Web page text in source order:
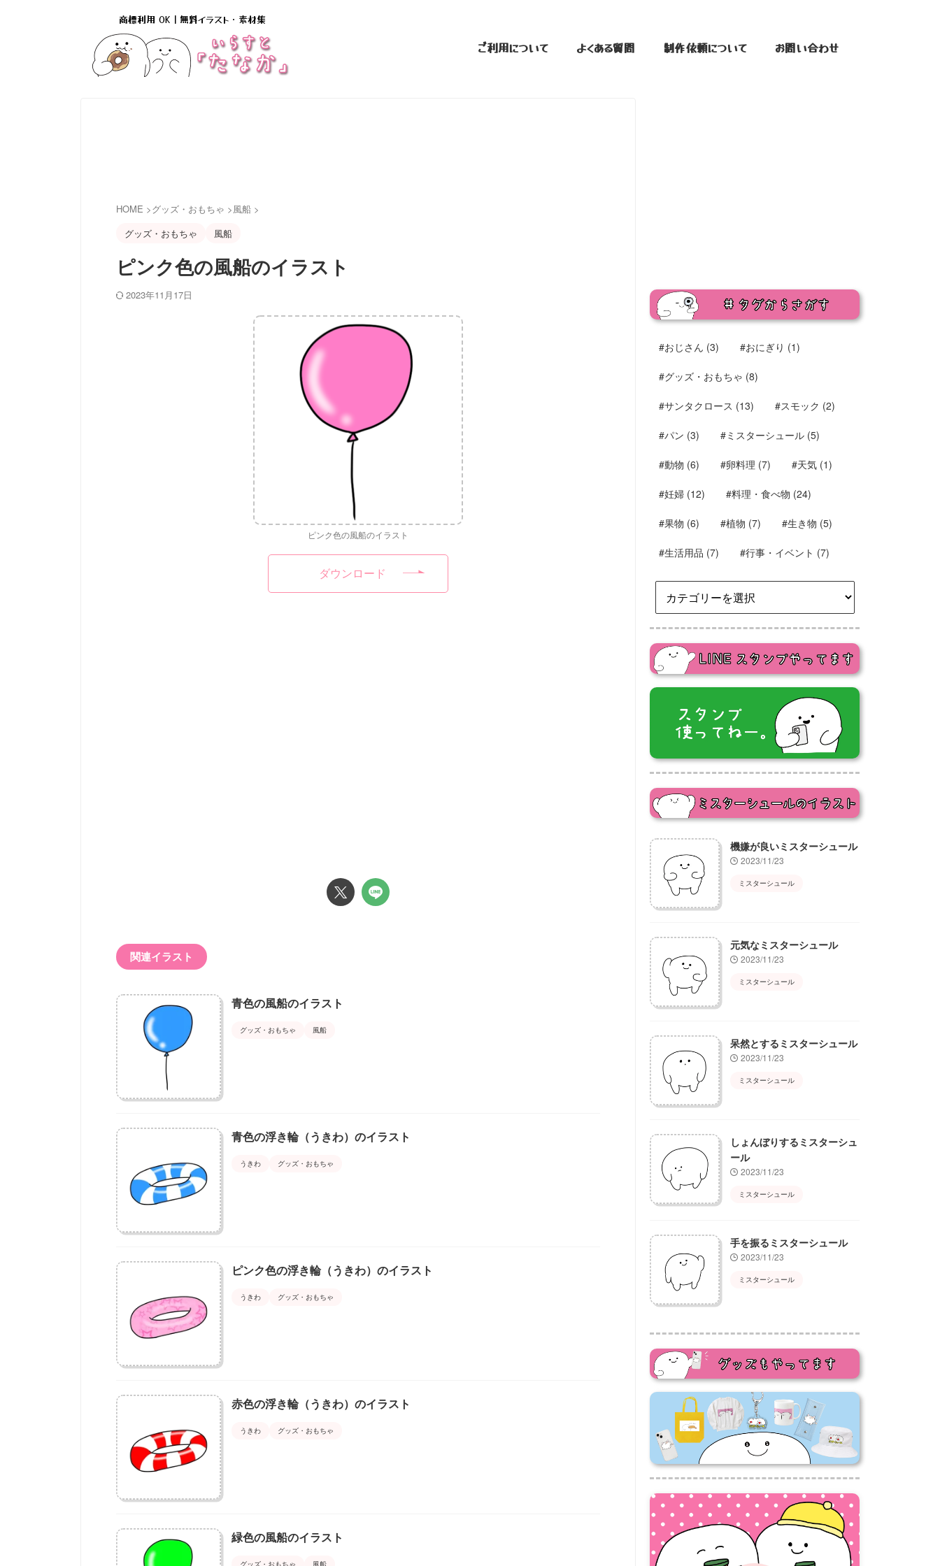
商標利用 OK｜無料イラスト・素材集
ご利用について よくある質問 制作依頼について お問い合わせ
HOME >グッズ・おもちゃ >風船 >
グッズ・おもちゃ
風船
ピンク色の風船のイラスト
2023年11月17日
ピンク色の風船のイラスト
ダウンロード
関連イラスト
青色の風船のイラスト
グッズ・おもちゃ 風船
青色の浮き輪（うきわ）のイラスト
うきわ グッズ・おもちゃ
ピンク色の浮き輪（うきわ）のイラスト
うきわ グッズ・おもちゃ
赤色の浮き輪（うきわ）のイラスト
うきわ グッズ・おもちゃ
緑色の風船のイラスト
グッズ・おもちゃ 風船
#おじさん (3) #おにぎり (1)
#グッズ・おもちゃ (8)
#サンタクロース (13) #スモック (2)
#パン (3) #ミスターシュール (5)
#動物 (6) #卵料理 (7) #天気 (1)
#妊婦 (12) #料理・食べ物 (24)
#果物 (6) #植物 (7) #生き物 (5)
#生活用品 (7) #行事・イベント (7)
機嫌が良いミスターシュール
2023/11/23
ミスターシュール
元気なミスターシュール
2023/11/23
ミスターシュール
呆然とするミスターシュール
2023/11/23
ミスターシュール
しょんぼりするミスターシュ
ール
2023/11/23
ミスターシュール
手を振るミスターシュール
2023/11/23
ミスターシュール